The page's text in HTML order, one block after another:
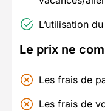
L’utilisation
Le prix ne
Les frais de
Les frais de